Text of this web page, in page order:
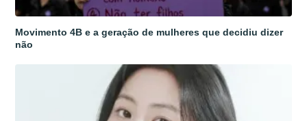
Movimento 4B e a geração de mulheres que decidiu dizer
não